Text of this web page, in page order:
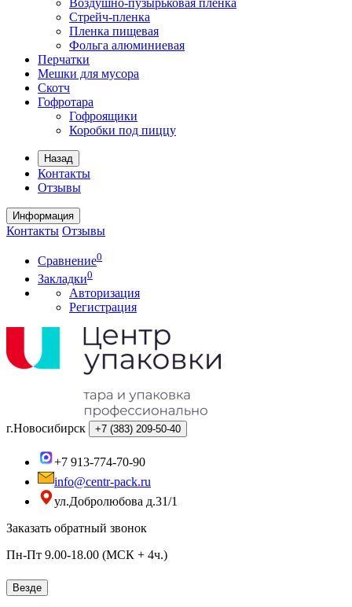
Воздушно-пузырьковая пленка
Стрейч-пленка
Пленка пищевая
Фольга алюминиевая
Перчатки
Мешки для мусора
Скотч
Гофротара
Гофроящики
Коробки под пиццу
Назад
Контакты
Отзывы
Информация
Контакты Отзывы
Сравнение0
Закладки0
Авторизация
Регистрация
г.Новосибирск +7 (383) 209-50-40
+7 913-774-70-90
info@centr-pack.ru
ул.Добролюбова д.31/1
Заказать обратный звонок
Пн-Пт 9.00-18.00 (МСК + 4ч.)
Везде